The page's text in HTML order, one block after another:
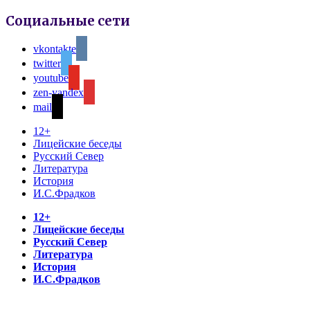
Социальные сети
vkontakte
twitter
youtube
zen-yandex
mail
12+
Лицейские беседы
Русский Север
Литература
История
И.С.Фрадков
12+
Лицейские беседы
Русский Север
Литература
История
И.С.Фрадков